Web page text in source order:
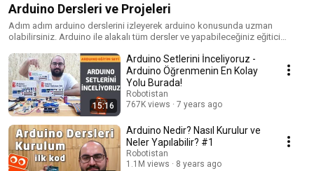
Arduino Dersleri ve Projeleri
Adım adım arduino derslerini izleyerek arduino konusunda uzman
olabilirsiniz. Arduino ile alakalı tüm dersler ve yapabileceğiniz eğitici
15:16
Arduino Setlerini İnceliyoruz -
Arduino Öğrenmenin En Kolay
Yolu Burada!
Robotistan
767K views
7 years ago
Arduino Nedir? Nasıl Kurulur ve
Neler Yapılabilir? #1
Robotistan
1.1M views
8 years ago